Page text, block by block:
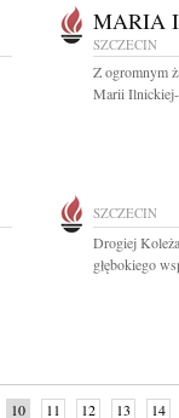
MARIA
SZCZECIN
Z ogromnym
Marii
SZCZECIN
Drogiej
głębokiego
10 11 12 13 14